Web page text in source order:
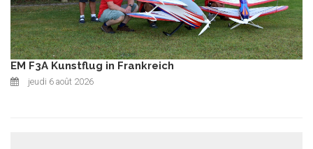
EM F3A Kunstflug in Frankreich
jeudi 6 août 2026